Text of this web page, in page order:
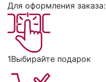
Для оформления заказа:
1Выбирайте подарок